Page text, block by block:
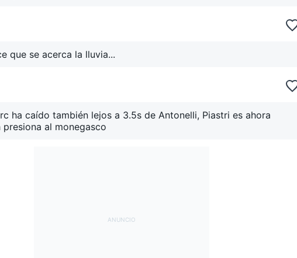
que se acerca la lluvia...
ha caído también lejos a 3.5s de Antonelli, Piastri es ahora
presiona al monegasco